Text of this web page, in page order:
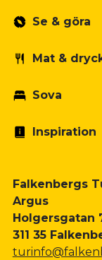
Se & göra
Mat &
Sova
Inspiration
Falkenbergs
Argus
Holgersgatan
311 35